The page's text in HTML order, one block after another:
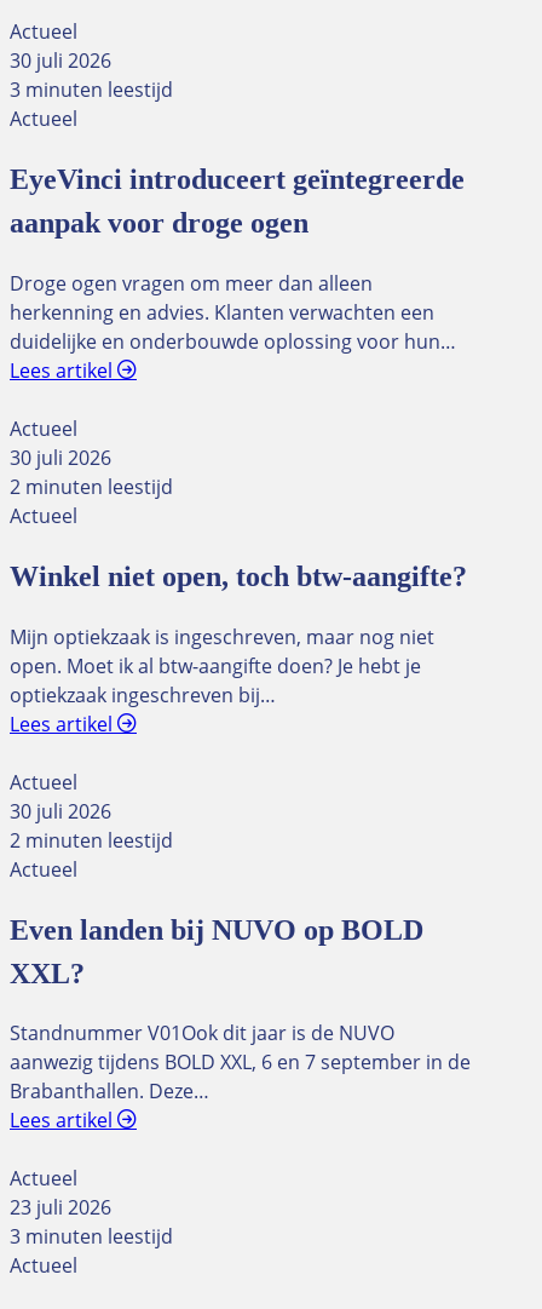
Actueel
30 juli 2026
3 minuten leestijd
Actueel
EyeVinci introduceert geïntegreerde
aanpak voor droge ogen
Droge ogen vragen om meer dan alleen
herkenning en advies. Klanten verwachten een
duidelijke en onderbouwde oplossing voor hun…
Lees artikel
Actueel
30 juli 2026
2 minuten leestijd
Actueel
Winkel niet open, toch btw-aangifte?
Mijn optiekzaak is ingeschreven, maar nog niet
open. Moet ik al btw-aangifte doen? Je hebt je
optiekzaak ingeschreven bij…
Lees artikel
Actueel
30 juli 2026
2 minuten leestijd
Actueel
Even landen bij NUVO op BOLD
XXL?
Standnummer V01Ook dit jaar is de NUVO
aanwezig tijdens BOLD XXL, 6 en 7 september in de
Brabanthallen. Deze…
Lees artikel
Actueel
23 juli 2026
3 minuten leestijd
Actueel